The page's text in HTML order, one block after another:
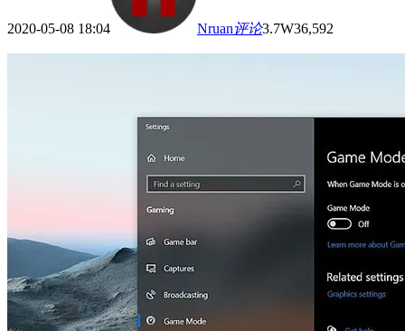
2020-05-08 18:04 Nruan评论3.7W36,592